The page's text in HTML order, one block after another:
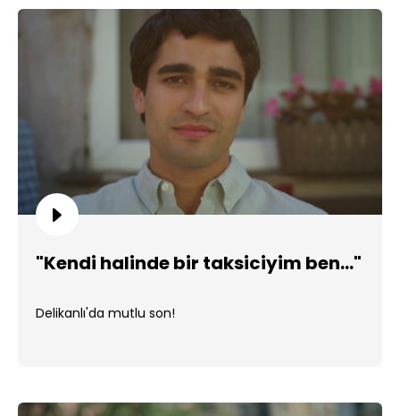
"Kendi halinde bir taksiciyim ben..."
Delikanlı'da mutlu son!